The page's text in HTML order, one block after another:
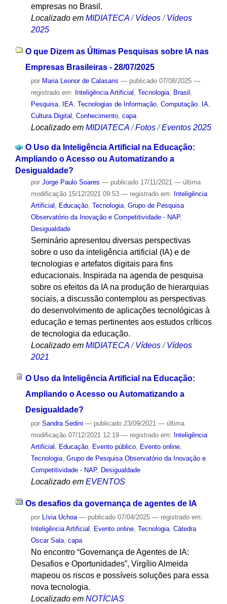
empresas no Brasil.
Localizado em MIDIATECA /Vídeos /Vídeos
2025
O que Dizem as Últimas Pesquisas sobre IA nas
Empresas Brasileiras - 28/07/2025
por Maria Leonor de Calasans — publicado07/08/2025 —
registrado em: Inteligência Artificial , Tecnologia, Brasil ,
Pesquisa, IEA, Tecnologias de Informação, Computação, IA,
Cultura Digital , Conhecimento, capa
Localizado em MIDIATECA /Fotos /Eventos 2025
O Uso da Inteligência Artificial na Educação:
Ampliando o Acesso ou Automatizando a
Desigualdade?
por Jorge Paulo Soares — publicado17/11/2021 — última
modificação15/12/2021 09:53 — registrado em: Inteligência
Artificial
Educação, Tecnologia, Grupo de Pesquisa
Observatório da Inovação e Competitividade - NAP,
Desigualdade
Seminário apresentou diversas perspectivas
sobre o uso da inteligência artificial (IA) e de
tecnologias e artefatos digitais para fins
educacionais. Inspirada na agenda de pesquisa
sobre os efeitos da IA na produção de hierarquias
sociais, a discussão contemplou as perspectivas
do desenvolvimento de aplicações tecnológicas à
educação e temas pertinentes aos estudos críticos
de tecnologia da educação.
Localizado em MIDIATECA /Vídeos /Vídeos
2021
O Uso da Inteligência Artificial na Educação:
Ampliando o Acesso ou Automatizando a
Desigualdade?
por Sandra Sedini — publicado23/09/2021 — última
modificação07/12/2021 12:19 — registrado em: Inteligência
Artificial , Educação, Evento público, Evento online,
Tecnologia, Grupo de Pesquisa Observatório da Inovação e
Competitividade - NAP, Desigualdade
Localizado em EVENTOS
Os desafios da governança de agentes de IA
por Lívia Uchoa — publicado07/04/2025 — registrado em:
Inteligência Artificial , Evento online, Tecnologia, Cátedra
Oscar Sala, capa
No encontro “Governança de Agentes de IA:
Desafios e Oportunidades”, Virgílio Almeida
mapeou os riscos e possíveis soluções para essa
nova tecnologia.
Localizado em NOTÍCIAS